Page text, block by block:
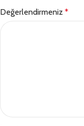
Değerlendirmeniz *